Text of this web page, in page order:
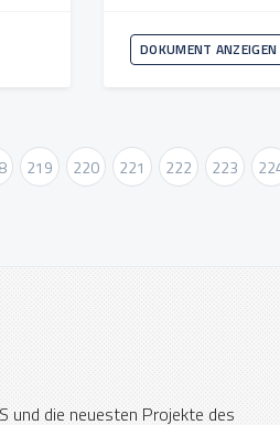
DOKUMENT ANZEIGEN
219 220 221 222 223
und die neuesten Projekte des